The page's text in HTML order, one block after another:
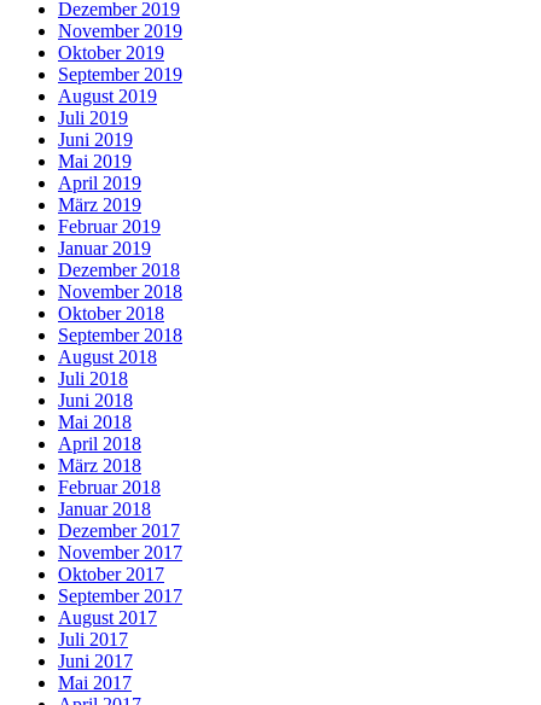
Dezember 2019
November 2019
Oktober 2019
September 2019
August 2019
Juli 2019
Juni 2019
Mai 2019
April 2019
März 2019
Februar 2019
Januar 2019
Dezember 2018
November 2018
Oktober 2018
September 2018
August 2018
Juli 2018
Juni 2018
Mai 2018
April 2018
März 2018
Februar 2018
Januar 2018
Dezember 2017
November 2017
Oktober 2017
September 2017
August 2017
Juli 2017
Juni 2017
Mai 2017